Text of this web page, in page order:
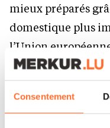
Consentement
mieux préparés
domestique plus
l’Union
dépendante des
peine d’une crise
industrielle. Dans